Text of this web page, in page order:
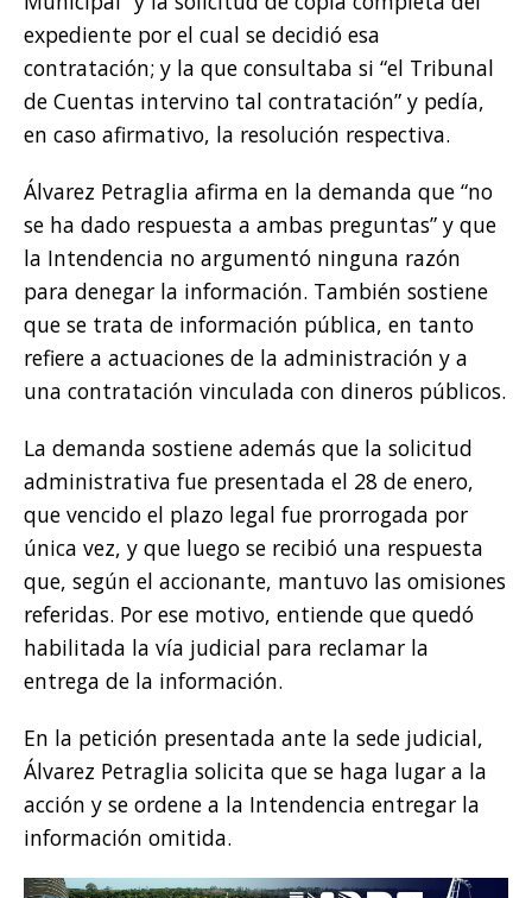
expediente por el cual se decidió esa
contratación; y la que consultaba si “el Tribunal
de Cuentas intervino tal contratación” y pedía,
en caso afirmativo, la resolución respectiva.
Álvarez Petraglia afirma en la demanda que “no
se ha dado respuesta a ambas preguntas” y que
la Intendencia no argumentó ninguna razón
para denegar la información. También sostiene
que se trata de información pública, en tanto
refiere a actuaciones de la administración y a
una contratación vinculada con dineros públicos.
La demanda sostiene además que la solicitud
administrativa fue presentada el 28 de enero,
que vencido el plazo legal fue prorrogada por
única vez, y que luego se recibió una respuesta
que, según el accionante, mantuvo las omisiones
referidas. Por ese motivo, entiende que quedó
habilitada la vía judicial para reclamar la
entrega de la información.
En la petición presentada ante la sede judicial,
Álvarez Petraglia solicita que se haga lugar a la
acción y se ordene a la Intendencia entregar la
información omitida.